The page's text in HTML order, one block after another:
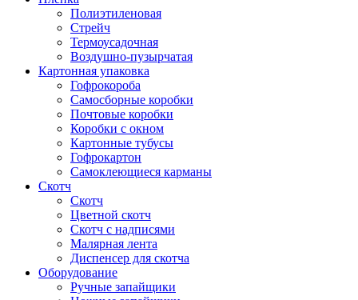
Полиэтиленовая
Стрейч
Термоусадочная
Воздушно-пузырчатая
Картонная упаковка
Гофрокороба
Самосборные коробки
Почтовые коробки
Коробки с окном
Картонные тубусы
Гофрокартон
Самоклеющиеся карманы
Скотч
Скотч
Цветной скотч
Скотч с надписями
Малярная лента
Диспенсер для скотча
Оборудование
Ручные запайщики